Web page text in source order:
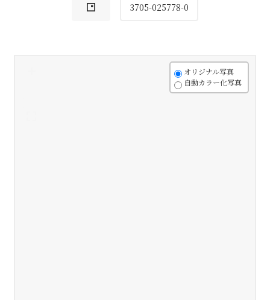
3705-025778-0
オリジナル写真
自動カラー化写真